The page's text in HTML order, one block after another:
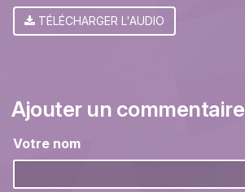
TÉLÉCHARGER L'AUDIO
Ajouter un commentaire
Votre nom